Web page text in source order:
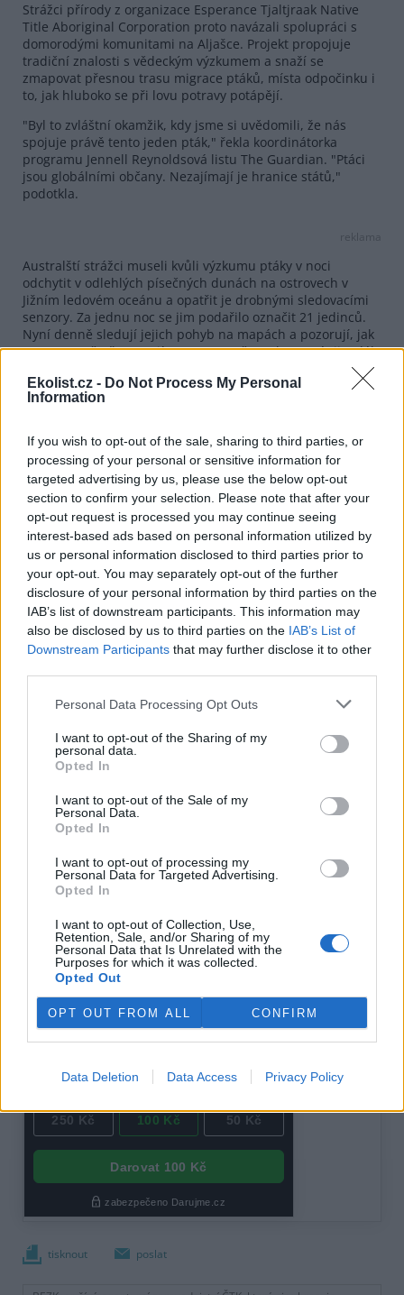
Ekolist.cz - Do Not Process My Personal
Information
If you wish to opt-out of the sale, sharing to third parties, or
processing of your personal or sensitive information for
targeted advertising by us, please use the below opt-out
section to confirm your selection. Please note that after your
opt-out request is processed you may continue seeing
interest-based ads based on personal information utilized by
us or personal information disclosed to third parties prior to
your opt-out. You may separately opt-out of the further
disclosure of your personal information by third parties on the
IAB’s list of downstream participants. This information may
also be disclosed by us to third parties on the IAB’s List of
Downstream Participants that may further disclose it to other
Personal Data Processing Opt Outs
I want to opt-out of the Sharing of my
personal data.
Opted In
I want to opt-out of the Sale of my
Personal Data.
Opted In
I want to opt-out of processing my
Personal Data for Targeted Advertising.
Opted In
I want to opt-out of Collection, Use,
Retention, Sale, and/or Sharing of my
Personal Data that Is Unrelated with the
Purposes for which it was collected.
Opted Out
OPT OUT FROM ALL CONFIRM
Data Deletion Data Access Privacy Policy
Strážci přírody z organizace Esperance Tjaltjraak Native
Title Aboriginal Corporation proto navázali spolupráci s
domorodými komunitami na Aljašce. Projekt propojuje
tradiční znalosti s vědeckým výzkumem a snaží se
zmapovat přesnou trasu migrace ptáků, místa odpočinku i
to, jak hluboko se při lovu potravy potápějí.
"Byl to zvláštní okamžik, kdy jsme si uvědomili, že nás
spojuje právě tento jeden pták," řekla koordinátorka
programu Jennell Reynoldsová listu The Guardian. "Ptáci
jsou globálními občany. Nezajímají je hranice států,"
podotkla.
reklama
Australští strážci museli kvůli výzkumu ptáky v noci
odchytit v odlehlých písečných dunách na ostrovech v
Jižním ledovém oceánu a opatřit je drobnými sledovacími
senzory. Za jednu noc se jim podařilo označit 21 jedinců.
Nyní denně sledují jejich pohyb na mapách a pozorují, jak
se postupně přesouvají na sever směrem k Tasmánii a dále
Podle dalšího koordinátora projektu Davida Guilfoyla je
změny v ekosystému. "Nejde jen o tento druh, ale o to, co
nám říká o stavu oceánu a pobřeží," vysvětlil.
Aljašská domorodá vůdkyně Estelle Thomsonová z
komunity Yup'ik upozornila, že klimatické změny zásadně
proměňují podmínky v oblasti Beringova moře. Tání
permafrostu, silnější bouře a změny v dostupnosti potravy
ovlivňují nejen ptáky, ale i místní obyvatele, jejichž tradiční
zdroje obživy mizí.
Buřňáci tak podle ní fungují jako poplašný signál pro
zdraví celého ekosystému. "Dokážeme poznat, kdy se s
ptáky něco děje. Když se nevracejí v obvyklou dobu nebo
vypadají vyčerpaně, víme, že je problém s potravou nebo
jim odstranili sledovací zařízení. Doufají však, že projekt
ochraně stěhovavých druhů.
"Teď jsme jejich opatrovníci všichni," uvedla Reynoldsová.
"Je odpovědností každého starat se o svou zemi – a o tvory,
kteří ji spojují s jinými částmi světa," doplnila.
tisknout poslat